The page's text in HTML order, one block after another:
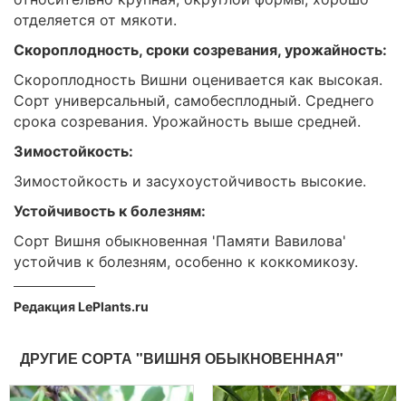
отделяется от мякоти.
Скороплодность, сроки созревания, урожайность:
Скороплодность Вишни оценивается как высокая.
Сорт универсальный, самобесплодный. Среднего
срока созревания. Урожайность выше средней.
Зимостойкость:
Зимостойкость и засухоустойчивость высокие.
Устойчивость к болезням:
Сорт Вишня обыкновенная 'Памяти Вавилова'
устойчив к болезням, особенно к коккомикозу.
Редакция LePlants.ru
ДРУГИЕ СОРТА "ВИШНЯ ОБЫКНОВЕННАЯ"